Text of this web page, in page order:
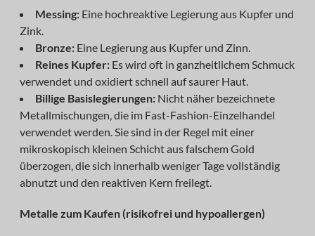
Messing:Eine hochreaktive Legierung aus Kupfer und
Zink.
Bronze:Eine Legierung aus Kupfer und Zinn.
Reines Kupfer:Es wird oft in ganzheitlichem Schmuck
verwendet und oxidiert schnell auf saurer Haut.
Billige Basislegierungen:Nicht näher bezeichnete
Metallmischungen, die im Fast-Fashion-Einzelhandel
verwendet werden. Sie sind in der Regel mit einer
mikroskopisch kleinen Schicht aus falschem Gold
überzogen, die sich innerhalb weniger Tage vollständig
abnutzt und den reaktiven Kern freilegt.
Metalle zum Kaufen (risikofrei und hypoallergen)